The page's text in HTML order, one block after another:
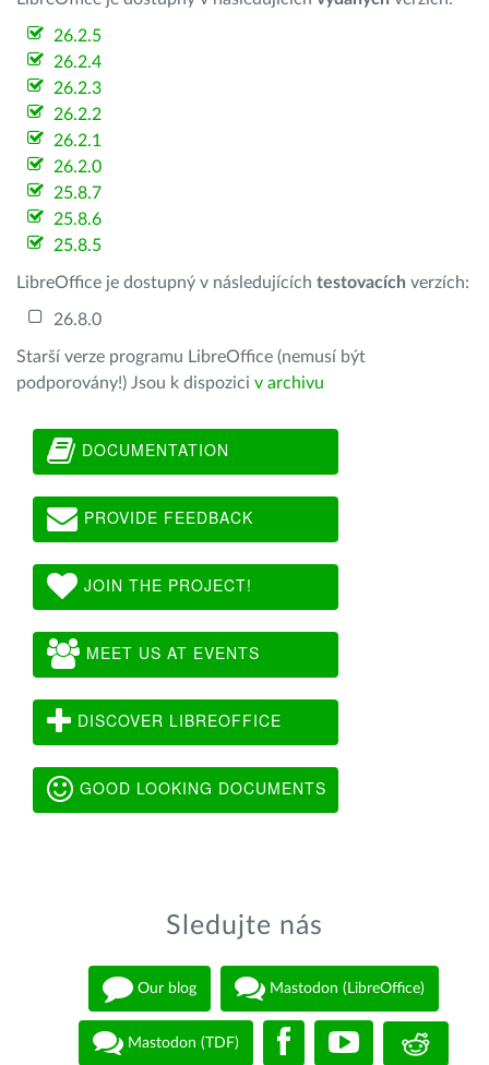
26.2.5
26.2.4
26.2.3
26.2.2
26.2.1
26.2.0
25.8.7
25.8.6
25.8.5
LibreOffice je dostupný v následujících testovacích verzích:
26.8.0
Starší verze programu LibreOffice (nemusí být
podporovány!) Jsou k dispozici v archivu
DOCUMENTATION
PROVIDE FEEDBACK
JOIN THE PROJECT!
MEET US AT EVENTS
DISCOVER LIBREOFFICE
GOOD LOOKING DOCUMENTS
Sledujte nás
Our blog Mastodon (LibreOffice)
Mastodon (TDF)